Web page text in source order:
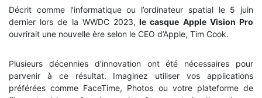
Décrit comme l’informatique ou l’ordinateur spatial le 5 juin
dernier lors de la WWDC 2023, le casque Apple Vision Pro
ouvrirait une nouvelle ère selon le CEO d’Apple, Tim Cook.
Plusieurs décennies d’innovation ont été nécessaires pour
parvenir à ce résultat. Imaginez utiliser vos applications
préférées comme FaceTime, Photos ou votre plateforme de